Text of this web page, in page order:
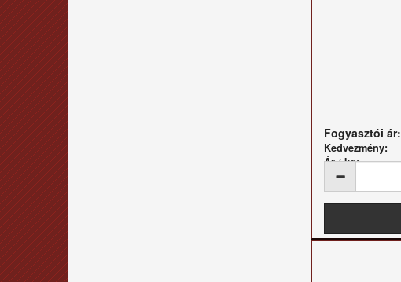
Fogyasztói ár:
Kedvezmény:
Ár / kg: